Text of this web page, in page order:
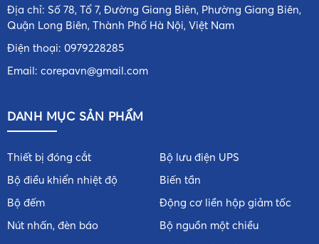
Địa chỉ: Số 78, Tổ 7, Đường Giang Biên, Phường Giang Biên,
Quận Long Biên, Thành Phố Hà Nội, Việt Nam
Điện thoại: 0979228285
Email: corepavn@gmail.com
DANH MỤC SẢN PHẨM
Thiết bị đóng cắt
Bộ điều khiển nhiệt độ
Bộ đếm
Nút nhấn, đèn báo
Bộ lưu điện UPS
Biến tần
Động cơ liền hộp giảm tốc
Bộ nguồn một chiều